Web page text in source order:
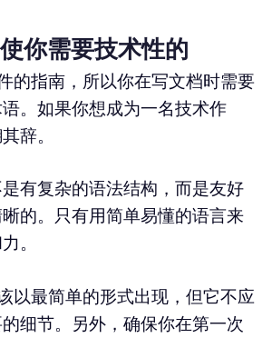
你需要技术性的
的指南，所以你在写文档时需要
。如果你想成为一名技术作
辞。
有复杂的语法结构，而是友好
的。只有用简单易懂的语言来
。
以最简单的形式出现，但它不应
细节。另外，确保你在第一次